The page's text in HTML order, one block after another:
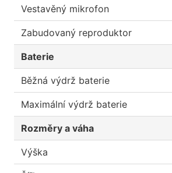
Vestavěný mikrofon
Zabudovaný reproduktor
Baterie
Běžná výdrž baterie
Maximální výdrž baterie
Rozměry a váha
Výška